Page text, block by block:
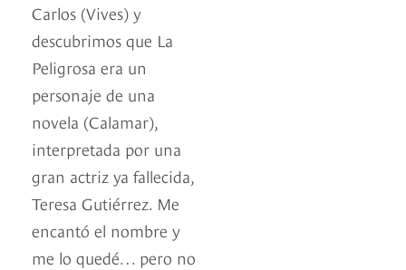
Carlos (Vives) y
descubrimos que La
Peligrosa era un
personaje de una
novela (Calamar),
interpretada por una
gran actriz ya fallecida,
Teresa Gutiérrez. Me
encantó el nombre y
me lo quedé… pero no